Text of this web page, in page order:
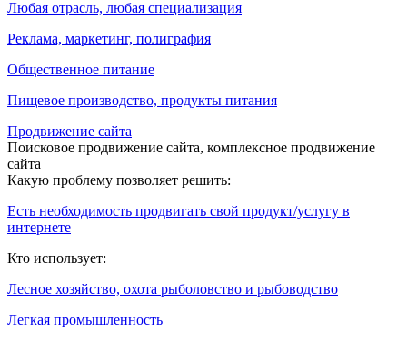
Любая отрасль, любая специализация
Реклама, маркетинг, полиграфия
Общественное питание
Пищевое производство, продукты питания
Продвижение сайта
Поисковое продвижение сайта, комплексное продвижение
сайта
Какую проблему позволяет решить:
Есть необходимость продвигать свой продукт/услугу в
интернете
Кто использует:
Лесное хозяйство, охота рыболовство и рыбоводство
Легкая промышленность